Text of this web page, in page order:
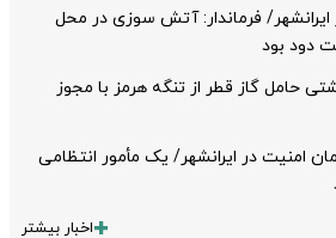
ایرانشهر/ فرماندار: آتش سوزی در محل
دود بود
حامل گاز قطر از تنگه هرمز با مجوز
امنیت در ایرانشهر/ یک مأمور انتظامی
اخبار بیشتر